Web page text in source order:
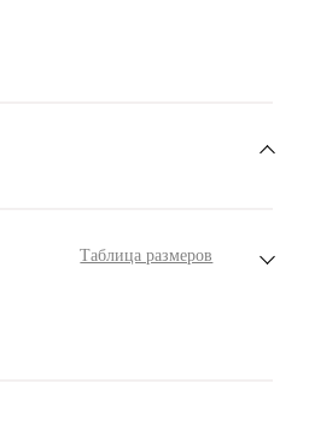
Таблица размеров